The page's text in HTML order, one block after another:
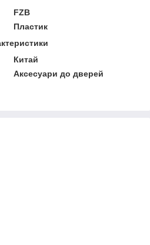
FZB
Пластик
Китай
Аксесуари до дверей